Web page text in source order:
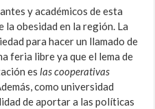
y académicos de esta
la obesidad en la región. La
para hacer un llamado de
feria libre ya que el lema de
eslas cooperativas
como universidad
de aportar a las políticas